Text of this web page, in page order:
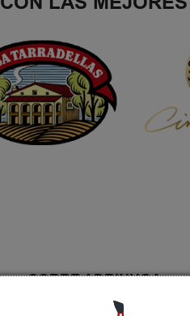
SOBRE ADRINHOA